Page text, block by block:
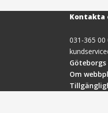
Kontakta
031-365
Om